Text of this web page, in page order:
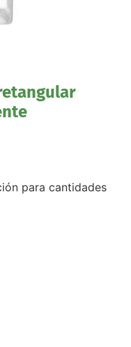
para cantidades